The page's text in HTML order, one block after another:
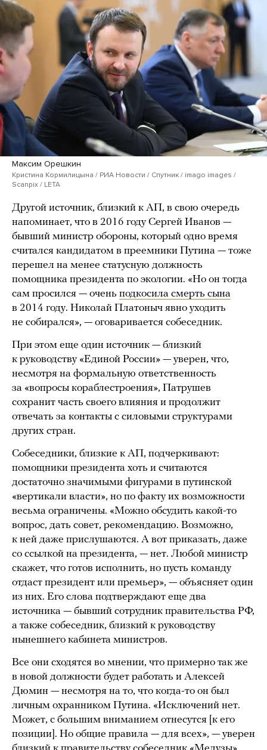
Максим Орешкин
Кристина Кормилицына / РИА Новости / Спутник / imago images /
Scanpix / LETA
Другой источник, близкий к АП, в свою очередь
напоминает, что в 2016 году Сергей Иванов —
бывший министр обороны, который одно время
считался кандидатом в преемники Путина — тоже
перешел на менее статусную должность
помощника президента по экологии. «Но он тогда
сам просился — очень подкосила смерть сына
в 2014 году. Николай Платоныч явно уходить
не собирался», — оговаривается собеседник.
При этом еще один источник — близкий
к руководству «Единой России» — уверен, что,
несмотря на формальную ответственность
за «вопросы кораблестроения», Патрушев
сохранит часть своего влияния и продолжит
отвечать за контакты с силовыми структурами
других стран.
Собеседники, близкие к АП, подчеркивают:
помощники президента хоть и считаются
достаточно значимыми фигурами в путинской
«вертикали власти», но по факту их возможности
весьма ограничены. «Можно обсудить какой-то
вопрос, дать совет, рекомендацию. Возможно,
к ней даже прислушаются. А вот приказать, даже
со ссылкой на президента, — нет. Любой министр
скажет, что готов исполнить, но пусть команду
отдаст президент или премьер», — объясняет один
из них. Его слова подтверждают еще два
источника — бывший сотрудник правительства РФ,
а также собеседник, близкий к руководству
нынешнего кабинета министров.
Все они сходятся во мнении, что примерно так же
в новой должности будет работать и Алексей
Дюмин — несмотря на то, что когда-то он был
личным охранником Путина. «Исключений нет.
Может, с большим вниманием отнесутся [к его
позиции]. Но общие правила — для всех», — уверен